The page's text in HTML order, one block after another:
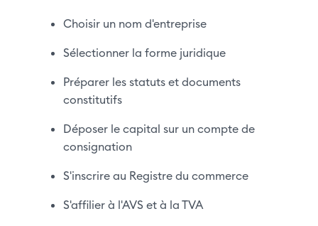
Choisir un nom d'entreprise
Sélectionner la forme juridique
Préparer les statuts et documents
constitutifs
Déposer le capital sur un compte de
consignation
S'inscrire au Registre du commerce
S'affilier à l'AVS et à la TVA